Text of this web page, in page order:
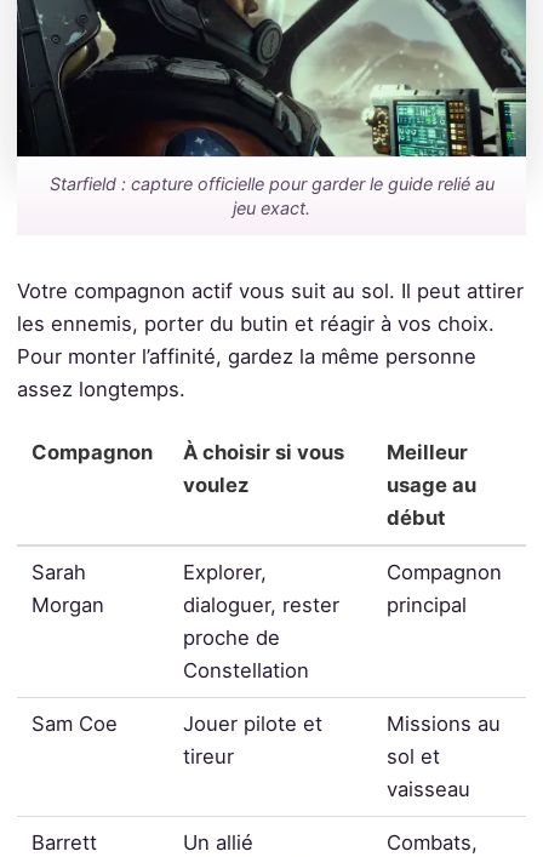
Starfield : capture officielle pour garder le guide relié au
jeu exact.
Votre compagnon actif vous suit au sol. Il peut attirer
les ennemis, porter du butin et réagir à vos choix.
Pour monter l’affinité, gardez la même personne
assez longtemps.
Compagnon
À choisir si vous
voulez
Meilleur
usage au
début
Sarah
Morgan
Explorer,
dialoguer, rester
proche de
Constellation
Compagnon
principal
Sam Coe
Jouer pilote et
tireur
Missions au
sol et
vaisseau
Barrett
Un allié
Combats,